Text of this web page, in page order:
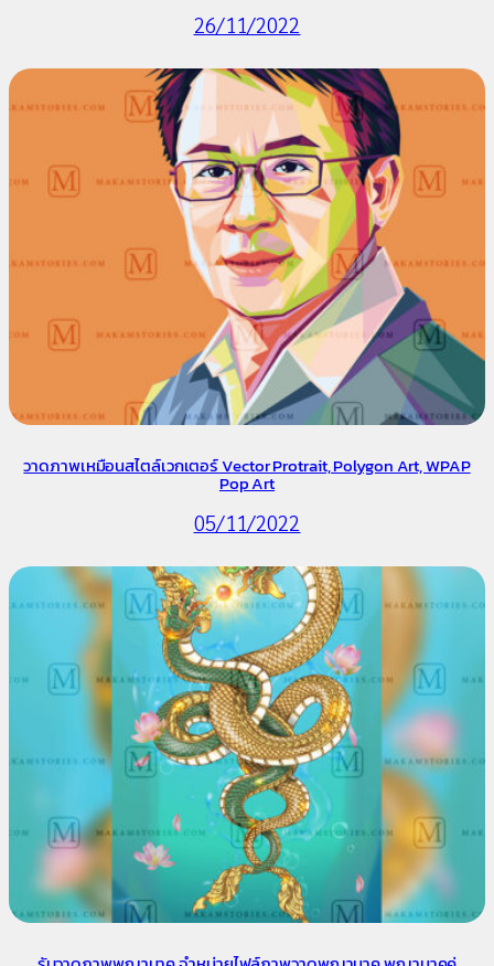
26/11/2022
วาดภาพเหมือนสไตล์เวกเตอร์ Vector Protrait, Polygon Art, WPAP
Pop Art
05/11/2022